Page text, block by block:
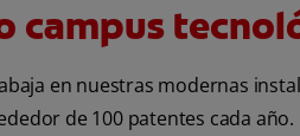
campus
en nuestras modernas
de 100 patentes cada